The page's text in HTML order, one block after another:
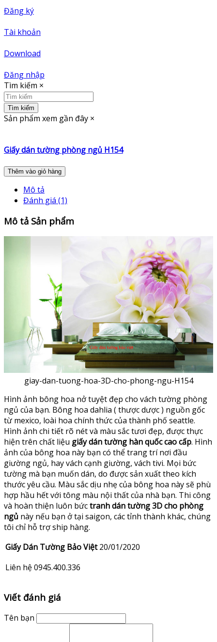
Đăng ký
Tài khoản
Download
Đăng nhập
Tìm kiếm ×
Tìm kiếm
Sản phẩm xem gần đây ×
Giấy dán tường phòng ngủ H154
Thêm vào giỏ hàng
Mô tả
Đánh giá (1)
Mô tả Sản phẩm
giay-dan-tuong-hoa-3D-cho-phong-ngu-H154
Hình ảnh bông hoa nở tuyệt đẹp cho vách tường phòng
ngủ của bạn. Bông hoa dahlia ( thược dược ) nguồn gốc
từ mexico, loài hoa chính thức của thành phố seattle.
Hình ảnh chi tiết rõ nét và màu sắc tươi đẹp, được thực
hiện trên chất liệu giấy dán tường hàn quốc cao cấp. Hình
ảnh của bông hoa này bạn có thể trang trí nơi đầu
giường ngủ, hay vách cạnh giường, vách tivi. Mọi bức
tường mà bạn muốn dán, do được sản xuất theo kích
thước yêu cầu. Màu sắc dịu nhẹ của bông hoa này sẽ phù
hợp hầu hết với tông màu nội thất của nhà bạn. Thi công
và hoàn thiện luôn bứctranh dán tường 3D cho phòng
ngủ này nếu bạn ở tại saigon, các tỉnh thành khác, chúng
tôi chỉ hỗ trợ ship hàng.
Giấy Dán Tường Bảo Việt 20/01/2020
Liên hệ 0945.400.336
Viết đánh giá
Tên bạn